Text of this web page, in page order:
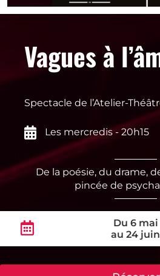
Vagues à
Spectacle de l’Atelier-
Les mercredis - 20h15
De la poésie, du drame,
pincée de
Du 6 mai
au 24 juin